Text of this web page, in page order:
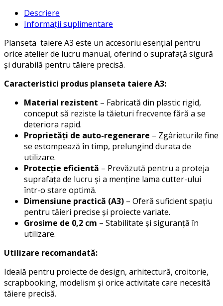
Descriere
Informații suplimentare
Planseta taiere A3 este un accesoriu esențial pentru
orice atelier de lucru manual, oferind o suprafață sigură
și durabilă pentru tăiere precisă.
Caracteristici produs planseta taiere A3:
Material rezistent – Fabricată din plastic rigid,
conceput să reziste la tăieturi frecvente fără a se
deteriora rapid.
Proprietăți de auto-regenerare – Zgârieturile fine
se estompează în timp, prelungind durata de
utilizare.
Protecție eficientă – Prevăzută pentru a proteja
suprafața de lucru și a menține lama cutter-ului
într-o stare optimă.
Dimensiune practică (A3) – Oferă suficient spațiu
pentru tăieri precise și proiecte variate.
Grosime de 0,2 cm – Stabilitate și siguranță în
utilizare.
Utilizare recomandată:
Ideală pentru proiecte de design, arhitectură, croitorie,
scrapbooking, modelism și orice activitate care necesită
tăiere precisă.